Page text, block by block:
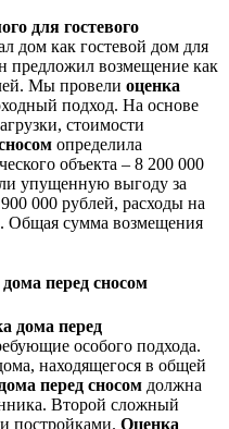
для гостевого
дом как гостевой дом для
предложил возмещение как
Мы провели оценка
подход. На основе
стоимости
определила
объекта – 8 200 000
упущенную выгоду за
000 рублей, расходы на
Общая сумма возмещения
перед сносом
дома перед
особого подхода.
находящегося в общей
перед сносом должна
Второй сложный
постройками. Оценка